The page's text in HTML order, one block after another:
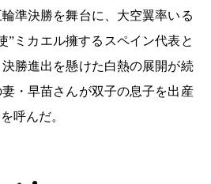
準決勝を舞台に、大空翼率いる
”ミカエル擁するスペイン代表と
勝進出を懸けた白熱の展開が続
・早苗さんが双子の息子を出産
呼んだ。